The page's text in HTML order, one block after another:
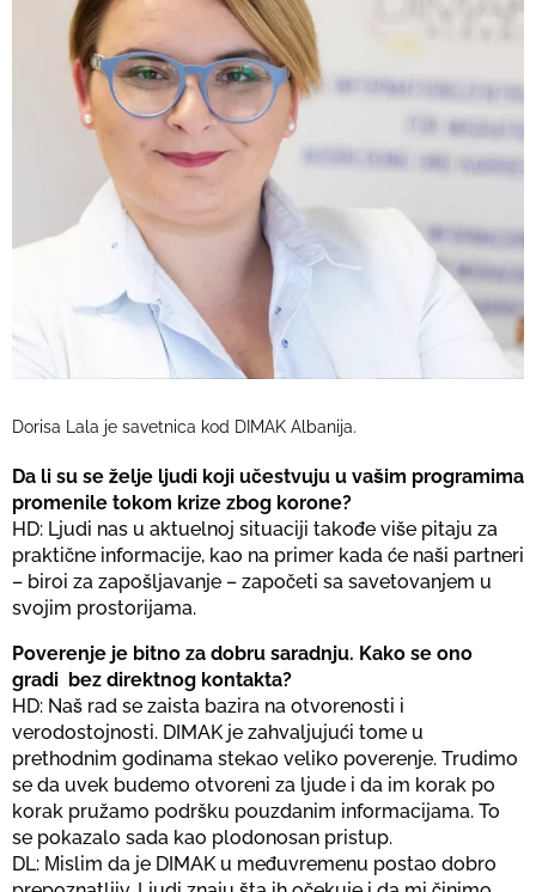
Dorisa Lala je savetnica kod DIMAK Albanija.
Da li su se želje ljudi koji učestvuju u vašim programima
promenile tokom krize zbog korone?
HD: Ljudi nas u aktuelnoj situaciji takođe više pitaju za
praktične informacije, kao na primer kada će naši partneri
– biroi za zapošljavanje – započeti sa savetovanjem u
svojim prostorijama.
Poverenje je bitno za dobru saradnju. Kako se ono
gradi bez direktnog kontakta?
HD: Naš rad se zaista bazira na otvorenosti i
verodostojnosti. DIMAK je zahvaljujući tome u
prethodnim godinama stekao veliko poverenje. Trudimo
se da uvek budemo otvoreni za ljude i da im korak po
korak pružamo podršku pouzdanim informacijama. To
se pokazalo sada kao plodonosan pristup.
DL: Мislim da je DIMAK u međuvremenu postao dobro